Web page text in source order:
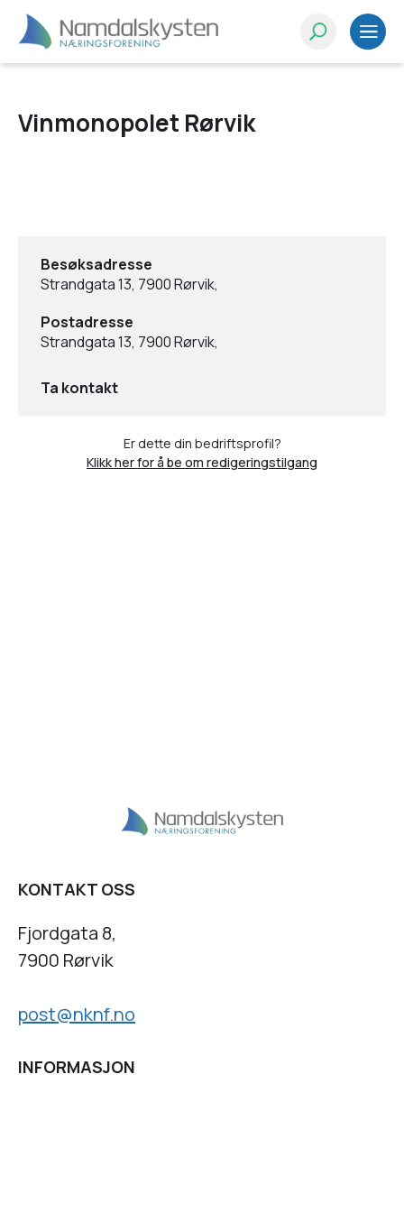
Vinmonopolet Rørvik
Besøksadresse
Strandgata 13, 7900 Rørvik,
Postadresse
Strandgata 13, 7900 Rørvik,
Ta kontakt
Er dette din bedriftsprofil?
Klikk her for å be om redigeringstilgang
KONTAKT OSS
Fjordgata 8,
7900 Rørvik
post@nknf.no
INFORMASJON